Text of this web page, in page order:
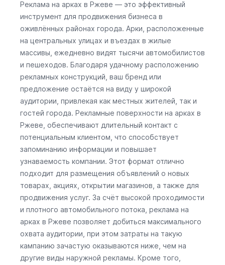
Реклама на арках в Ржеве — это эффективный
инструмент для продвижения бизнеса в
оживлённых районах города. Арки, расположенные
на центральных улицах и въездах в жилые
массивы, ежедневно видят тысячи автомобилистов
и пешеходов. Благодаря удачному расположению
рекламных конструкций, ваш бренд или
предложение остаётся на виду у широкой
аудитории, привлекая как местных жителей, так и
гостей города. Рекламные поверхности на арках в
Ржеве, обеспечивают длительный контакт с
потенциальным клиентом, что способствует
запоминанию информации и повышает
узнаваемость компании. Этот формат отлично
подходит для размещения объявлений о новых
товарах, акциях, открытии магазинов, а также для
продвижения услуг. За счёт высокой проходимости
и плотного автомобильного потока, реклама на
арках в Ржеве позволяет добиться максимального
охвата аудитории, при этом затраты на такую
кампанию зачастую оказываются ниже, чем на
другие виды наружной рекламы. Кроме того,